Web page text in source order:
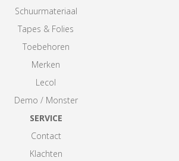
Schuurmateriaal
Tapes & Folies
Toebehoren
Merken
Lecol
Demo / Monster
SERVICE
Contact
Klachten